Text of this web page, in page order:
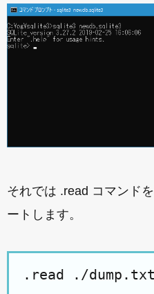
それでは .read コマンド
ートします。
.read ./dump.txt